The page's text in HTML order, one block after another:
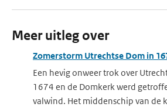
Meer uitleg over
Zomerstorm Utrechtse Dom in
Een hevig onweer trok over
1674 en de Domkerk werd
valwind. Het middenschip van de